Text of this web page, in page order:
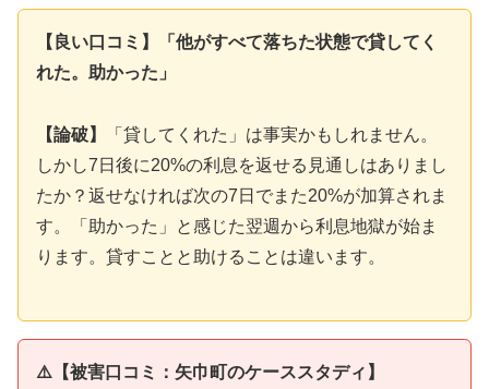
【良い口コミ】「他がすべて落ちた状態で貸してく
れた。助かった」
【論破】
「貸してくれた」は事実かもしれません。
しかし7日後に20%の利息を返せる見通しはありまし
たか？返せなければ次の7日でまた20%が加算されま
す。「助かった」と感じた翌週から利息地獄が始ま
ります。貸すことと助けることは違います。
⚠️【被害口コミ：矢巾町のケーススタディ】